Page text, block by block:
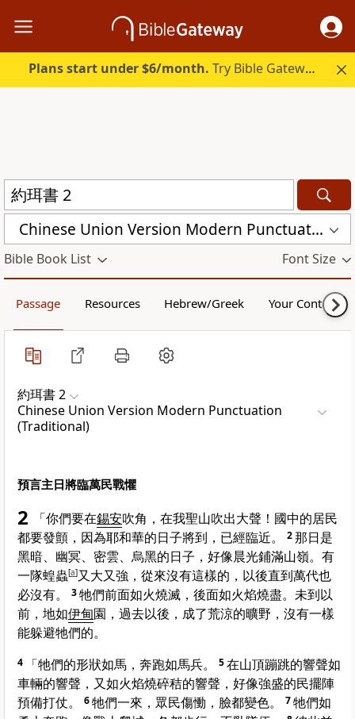
Plans start under $6/month. Try Bible Gateway Plus.
Chinese Union Version Modern Punctuation (Traditional) (CUVMPT)
Bible Book List Font Size
Passage Resources Hebrew/Greek Your Content
約珥書 2
Chinese Union Version Modern Punctuation
(Traditional)
預言主日將臨萬民戰懼
2 「你們要在錫安吹角，在我聖山吹出大聲！國中的居民
都要發顫，因為耶和華的日子將到，已經臨近。
2那日是
黑暗、幽冥、密雲、烏黑的日子，好像晨光鋪滿山嶺。有
一隊蝗蟲[a]又大又強，從來沒有這樣的，以後直到萬代也
必沒有。
3牠們前面如火燒滅，後面如火焰燒盡。未到以
前，地如伊甸園，過去以後，成了荒涼的曠野，沒有一樣
能躲避牠們的。
4 「牠們的形狀如馬，奔跑如馬兵。 5在山頂蹦跳的響聲如
車輛的響聲，又如火焰燒碎秸的響聲，好像強盛的民擺陣
預備打仗。
6牠們一來，眾民傷慟，臉都變色。 7牠們如